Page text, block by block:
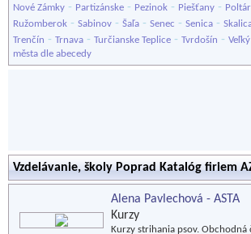
Nové Zámky - Partizánske - Pezinok - Piešťany - Poltár
Ružomberok - Sabinov - Šaľa - Senec - Senica -
Trenčín - Trnava - Turčianske Teplice - Tvrdošín -
města dle abecedy
Vzdelávanie, školy Poprad Katalóg firiem
Alena Pavlechová - ASTA
Kurzy
Kurzy strihania psov.